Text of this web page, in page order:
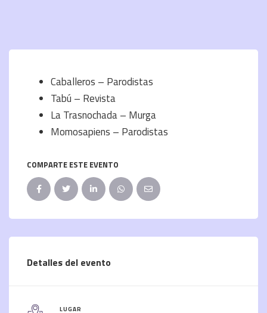
Caballeros – Parodistas
Tabú – Revista
La Trasnochada – Murga
Momosapiens – Parodistas
COMPARTE ESTE EVENTO
Detalles del evento
LUGAR